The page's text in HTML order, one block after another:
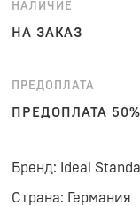
НАЛИЧИЕ
НА ЗАКАЗ
ПРЕДОПЛАТА
ПРЕДОПЛАТА
Бренд: Ideal
Страна: Германия